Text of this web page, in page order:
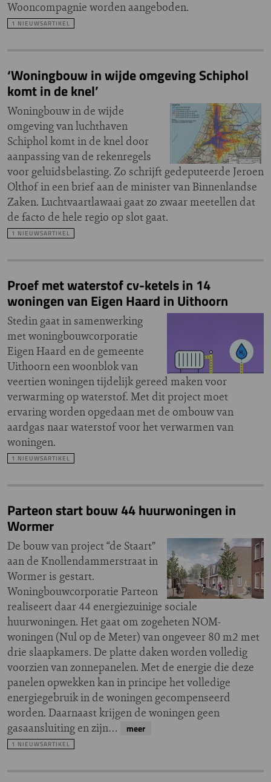
Wooncompagnie worden aangeboden.
1 NIEUWSARTIKEL
‘Woningbouw in wijde omgeving Schiphol
komt in de knel’
Woningbouw in de wijde
omgeving van luchthaven
Schiphol komt in de knel door
aanpassing van de rekenregels
voor geluidsbelasting. Zo schrijft gedeputeerde Jeroen
Olthof in een brief aan de minister van Binnenlandse
Zaken. Luchtvaartlawaai gaat zo zwaar meetellen dat
de facto de hele regio op slot gaat.
1 NIEUWSARTIKEL
Proef met waterstof cv-ketels in 14
woningen van Eigen Haard in Uithoorn
Stedin gaat in samenwerking
met woningbouwcorporatie
Eigen Haard en de gemeente
Uithoorn een woonblok van
veertien woningen tijdelijk gereed maken voor
verwarming op waterstof. Met dit project moet
ervaring worden opgedaan met de ombouw van
aardgas naar waterstof voor het verwarmen van
woningen.
1 NIEUWSARTIKEL
Parteon start bouw 44 huurwoningen in
Wormer
De bouw van project “de Staart”
aan de Knollendammerstraat in
Wormer is gestart.
Woningbouwcorporatie Parteon
realiseert daar 44 energiezuinige sociale
huurwoningen. Het gaat om zogeheten NOM-
woningen (Nul op de Meter) van ongeveer 80 m2 met
drie slaapkamers. De platte daken worden volledig
voorzien van zonnepanelen. Met de energie die deze
panelen opwekken kan in principe het volledige
energiegebruik in de woningen gecompenseerd
worden. Daarnaast krijgen de woningen geen
gasaansluiting en zijn…
meer
1 NIEUWSARTIKEL